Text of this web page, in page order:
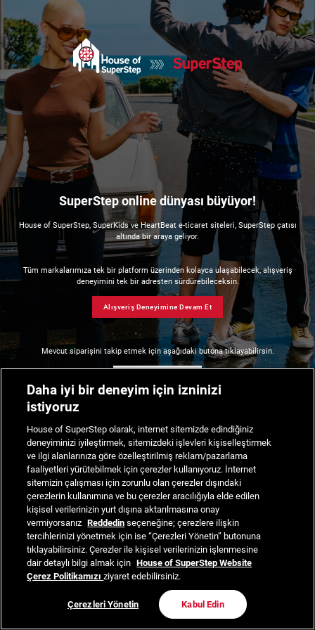
SuperStep online dünyası büyüyor!
House of SuperStep, SuperKids ve HeartBeat e-ticaret siteleri, SuperStep çatısı
altında bir araya geliyor.
Tüm markalarımıza tek bir platform üzerinden kolayca ulaşabilecek, alışveriş
deneyimini tek bir adresten sürdürebileceksin.
Alışveriş Deneyimine Devam Et
Mevcut siparişini takip etmek için aşağıdaki butona tıklayabilirsin.
Daha iyi bir deneyim için izninizi
istiyoruz
House of SuperStep olarak, internet sitemizde edindiğiniz
deneyiminizi iyileştirmek, sitemizdeki işlevleri kişiselleştirmek
ve ilgi alanlarınıza göre özelleştirilmiş reklam/pazarlama
faaliyetleri yürütebilmek için çerezler kullanıyoruz. İnternet
sitemizin çalışması için zorunlu olan çerezler dışındaki
çerezlerin kullanımına ve bu çerezler aracılığıyla elde edilen
kişisel verilerinizin yurt dışına aktarılmasına onay
vermiyorsanız Reddedin seçeneğine; çerezlere ilişkin
tercihlerinizi yönetmek için ise “Çerezleri Yönetin” butonuna
tıklayabilirsiniz. Çerezler ile kişisel verilerinizin işlenmesine
dair detaylı bilgi almak için House of SuperStep Website
Çerez Politikamızıziyaret edebilirsiniz.
Çerezleri Yönetin Kabul Edin